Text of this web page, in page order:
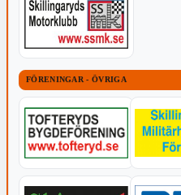
FÖRENINGAR - ÖVRIGA